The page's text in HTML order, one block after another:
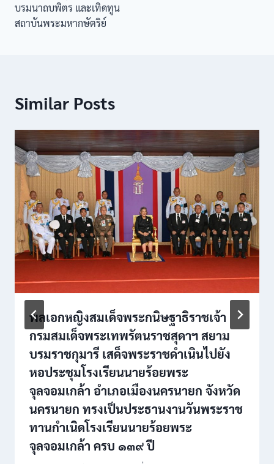
บรมนาถบพิตร และเทิดทูน
สถาบันพระมหากษัตริย์
Similar Posts
พลเอกหญิงสมเด็จพระกนิษฐาธิราชเจ้า
กรมสมเด็จพระเทพรัตนราชสุดาฯ สยาม
บรมราชกุมารี เสด็จพระราชดำเนินไปยัง
หอประชุมโรงเรียนนายร้อยพระ
จุลจอมเกล้า อำเภอเมืองนครนายก จังหวัด
นครนายก ทรงเป็นประธานงานวันพระราช
ทานกำเนิดโรงเรียนนายร้อยพระ
จุลจอมเกล้า ครบ ๑๓๙ ปี